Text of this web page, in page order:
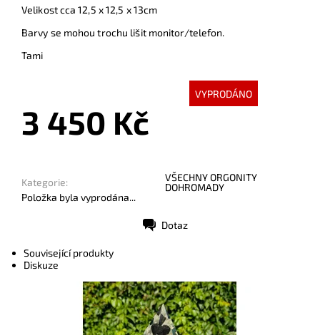
Velikost cca 12,5 x 12,5 x 13cm
Barvy se mohou trochu lišit monitor/telefon.
Tami
VYPRODÁNO
3 450 Kč
Kategorie:
VŠECHNY ORGONITY
DOHROMADY
Položka byla vyprodána...
Dotaz
Související produkty
Diskuze
Dostupnost:
Skladem
10299